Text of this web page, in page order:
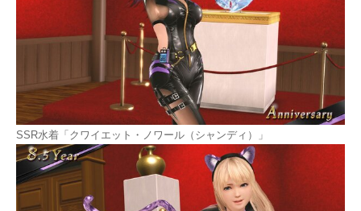
SSR水着「クワイエット・ノワール（シャンディ）」